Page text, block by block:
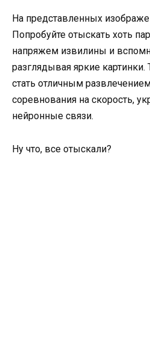
На представленных
Попробуйте отыскать хоть
напряжем извилины и
разглядывая яркие картинки.
стать отличным
соревнования на скорость,
нейронные связи.
Ну что, все отыскали?